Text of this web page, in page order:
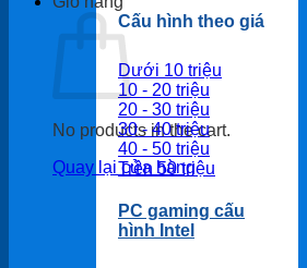
No products in the cart.
Quay lại cửa hàng
Cấu hình theo giá
Dưới 10 triệu
10 - 20 triệu
20 - 30 triệu
30 - 40 triệu
40 - 50 triệu
Trên 50 triệu
PC gaming cấu
hình Intel